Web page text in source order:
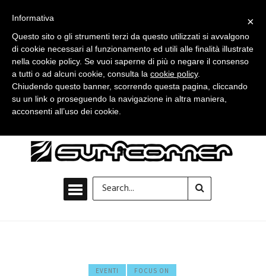
EVENTI FOCUS ON
×
Informativa
Questo sito o gli strumenti terzi da questo utilizzati si avvalgono
di cookie necessari al funzionamento ed utili alle finalità illustrate
nella cookie policy. Se vuoi saperne di più o negare il consenso
a tutti o ad alcuni cookie, consulta la cookie policy.
Chiudendo questo banner, scorrendo questa pagina, cliccando
su un link o proseguendo la navigazione in altra maniera,
acconsenti all’uso dei cookie.